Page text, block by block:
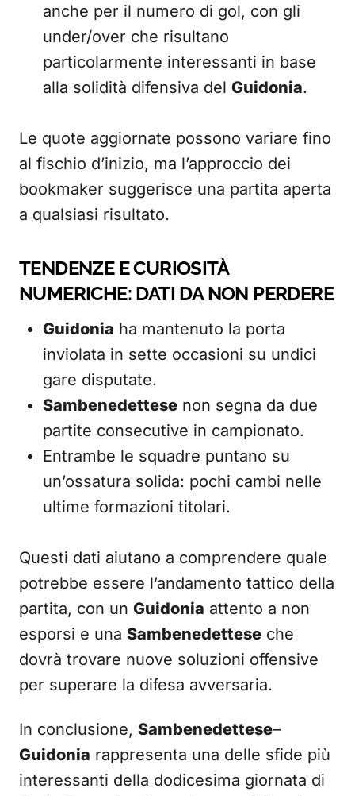
anche per il numero di gol, con gli
under/over che risultano
particolarmente interessanti in base
alla solidità difensiva del Guidonia.
Le quote aggiornate possono variare fino
al fischio d’inizio, ma l’approccio dei
bookmaker suggerisce una partita aperta
a qualsiasi risultato.
TENDENZE E CURIOSITÀ
NUMERICHE: DATI DA NON PERDERE
Guidonia ha mantenuto la porta
inviolata in sette occasioni su undici
gare disputate.
Sambenedettese non segna da due
partite consecutive in campionato.
Entrambe le squadre puntano su
un’ossatura solida: pochi cambi nelle
ultime formazioni titolari.
Questi dati aiutano a comprendere quale
potrebbe essere l’andamento tattico della
partita, con un Guidonia attento a non
esporsi e una Sambenedettese che
dovrà trovare nuove soluzioni offensive
per superare la difesa avversaria.
In conclusione, Sambenedettese–
Guidonia rappresenta una delle sfide più
interessanti della dodicesima giornata di